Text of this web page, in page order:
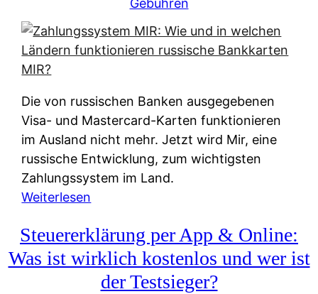
l
t
n
a
t
i
v
e
&
f
r
Gebühren
Die von russischen Banken ausgegebenen
Visa- und Mastercard-Karten funktionieren
im Ausland nicht mehr. Jetzt wird Mir, eine
russische Entwicklung, zum wichtigsten
Zahlungssystem im Land.
Weiterlesen
a
h
Steuererklärung per App & Online:
Was ist wirklich kostenlos und wer ist
der Testsieger?